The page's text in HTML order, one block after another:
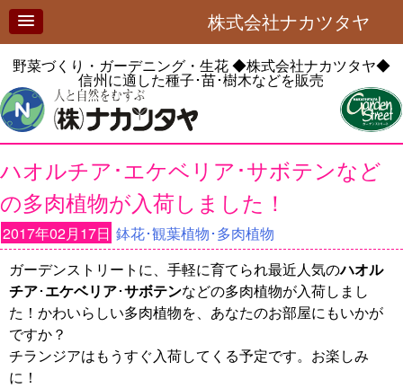
株式会社ナカツタヤ
野菜づくり・ガーデニング・生花◆株式会社ナカツタヤ◆
信州に適した種子･苗･樹木などを販売
ハオルチア･エケベリア･サボテンなど
の多肉植物が入荷しました！
2017年02月17日 鉢花･観葉植物･多肉植物
ガーデンストリートに、手軽に育てられ最近人気のハオル
チア･エケベリア･サボテンなどの多肉植物が入荷しまし
た！かわいらしい多肉植物を、あなたのお部屋にもいかが
ですか？
チランジアはもうすぐ入荷してくる予定です。お楽しみ
に！